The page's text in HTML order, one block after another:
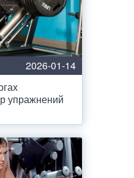
2026-01-14
упражнений